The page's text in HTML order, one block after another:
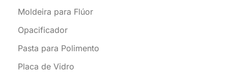
Moldeira para Flúor
Opacificador
Pasta para Polimento
Placa de Vidro